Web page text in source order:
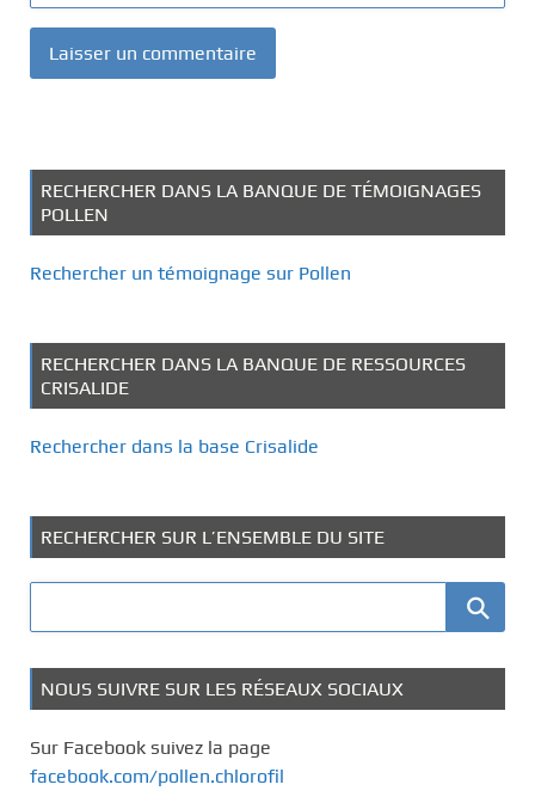
RECHERCHER DANS LA BANQUE DE TÉMOIGNAGES
POLLEN
Rechercher un témoignage sur Pollen
RECHERCHER DANS LA BANQUE DE RESSOURCES
CRISALIDE
Rechercher dans la base Crisalide
RECHERCHER SUR L’ENSEMBLE DU SITE
NOUS SUIVRE SUR LES RÉSEAUX SOCIAUX
Sur Facebook suivez la page
facebook.com/pollen.chlorofil